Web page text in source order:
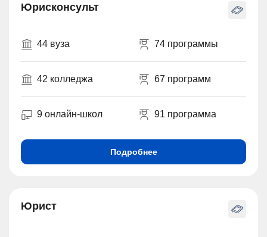
Юрисконсульт
44 вуза 74 программы
42 колледжа 67 программ
9 онлайн-школ 91 программа
Подробнее
Юрист